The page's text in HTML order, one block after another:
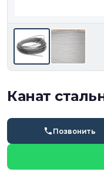
Канат
Позвонить